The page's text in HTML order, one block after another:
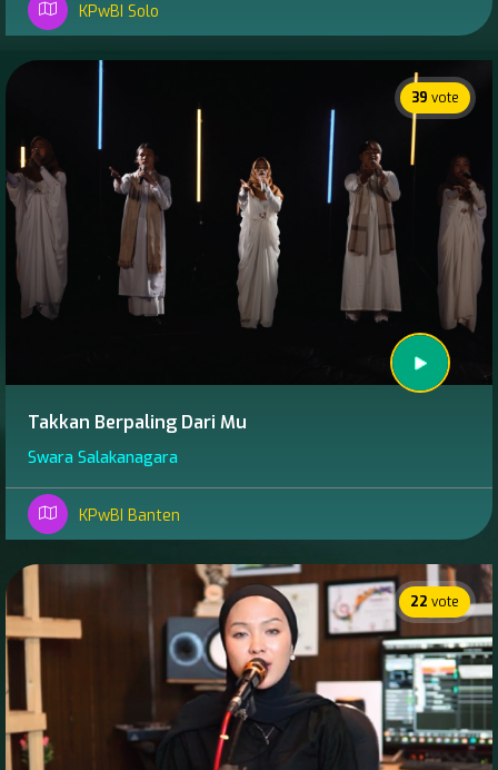
KPwBI Solo
39 vote
Takkan Berpaling Dari Mu
Swara Salakanagara
KPwBI Banten
22 vote